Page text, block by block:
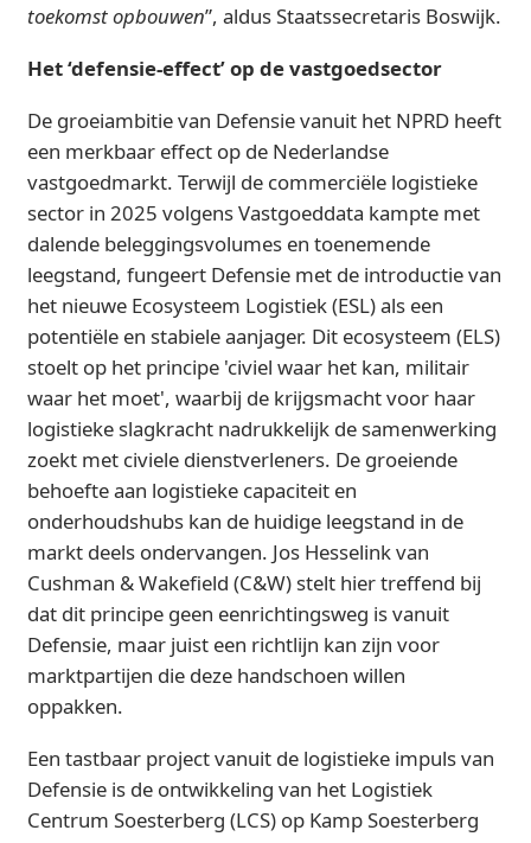
toekomst opbouwen”, aldus Staatssecretaris Boswijk.
Het ‘defensie-effect’ op de vastgoedsector
De groeiambitie van Defensie vanuit het NPRD heeft
een merkbaar effect op de Nederlandse
vastgoedmarkt. Terwijl de commerciële logistieke
sector in 2025 volgens Vastgoeddata kampte met
dalende beleggingsvolumes en toenemende
leegstand, fungeert Defensie met de introductie van
het nieuwe Ecosysteem Logistiek (ESL) als een
potentiële en stabiele aanjager. Dit ecosysteem (ELS)
stoelt op het principe 'civiel waar het kan, militair
waar het moet', waarbij de krijgsmacht voor haar
logistieke slagkracht nadrukkelijk de samenwerking
zoekt met civiele dienstverleners. De groeiende
behoefte aan logistieke capaciteit en
onderhoudshubs kan de huidige leegstand in de
markt deels ondervangen. Jos Hesselink van
Cushman & Wakefield (C&W) stelt hier treffend bij
dat dit principe geen eenrichtingsweg is vanuit
Defensie, maar juist een richtlijn kan zijn voor
marktpartijen die deze handschoen willen
oppakken.
Een tastbaar project vanuit de logistieke impuls van
Defensie is de ontwikkeling van het Logistiek
Centrum Soesterberg (LCS) op Kamp Soesterberg